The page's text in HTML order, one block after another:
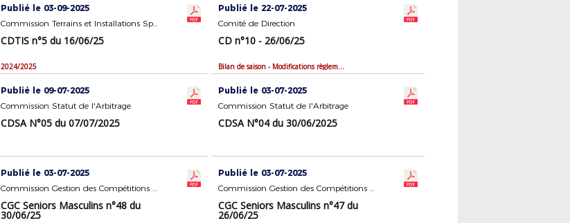
Publié le 03-09-2025
Commission Terrains et Installations Sportives
CDTIS n°5 du 16/06/25
2024/2025
Publié le 22-07-2025
Comité de Direction
CD n°10 - 26/06/25
Bilan de saison - Modifications règlementaires
Publié le 09-07-2025
Commission Statut de l'Arbitrage
CDSA N°05 du 07/07/2025
Publié le 03-07-2025
Commission Statut de l'Arbitrage
CDSA N°04 du 30/06/2025
Publié le 03-07-2025
Commission Gestion des Compétitions Seniors Masculins
CGC Seniors Masculins n°48 du
30/06/25
Publié le 03-07-2025
Commission Gestion des Compétitions Seniors Masculins
CGC Seniors Masculins n°47 du
26/06/25